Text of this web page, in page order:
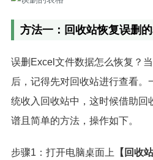
方法一：回收站恢复误删
误删Excel文件数据怎么恢复？
后，记得先对回收站进行查看。
统收入回收站中，这时候借助回
谱且简单的方法，操作如下。
步骤1：打开电脑桌面上 【回收站